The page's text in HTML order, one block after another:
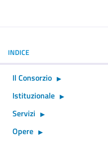
INDICE
Il Consorzio
Istituzionale
Servizi
Opere